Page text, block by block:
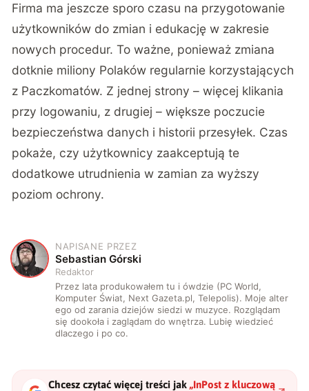
Firma ma jeszcze sporo czasu na przygotowanie
użytkowników do zmian i edukację w zakresie
nowych procedur. To ważne, ponieważ zmiana
dotknie miliony Polaków regularnie korzystających
z Paczkomatów. Z jednej strony – więcej klikania
przy logowaniu, z drugiej – większe poczucie
bezpieczeństwa danych i historii przesyłek. Czas
pokaże, czy użytkownicy zaakceptują te
dodatkowe utrudnienia w zamian za wyższy
poziom ochrony.
S
NAPISANE PRZEZ
Sebastian Górski
Redaktor
Przez lata produkowałem tu i ówdzie (PC World,
Komputer Świat, Next Gazeta.pl, Telepolis). Moje alter
ego od zarania dziejów siedzi w muzyce. Rozglądam
się dookoła i zaglądam do wnętrza. Lubię wiedzieć
dlaczego i po co.
Chcesz czytać więcej treści jak „InPost z kluczową